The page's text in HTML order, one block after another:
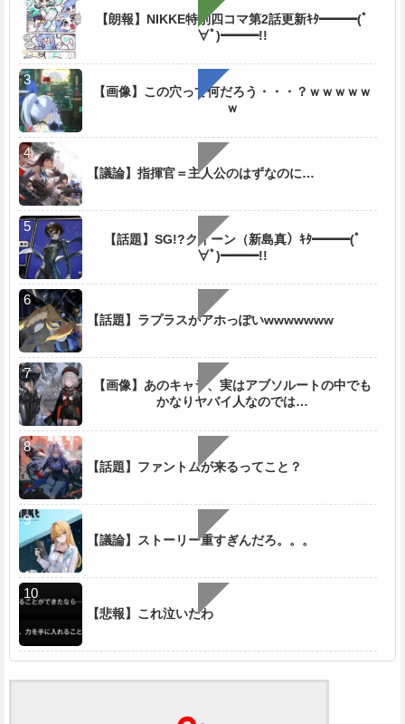
【朗報】NIKKE特別四コマ第2話更新ｷﾀ━━━(ﾟ
∀ﾟ)━━━!!
【画像】この穴って何だろう・・・？ｗｗｗｗｗ
ｗ
【議論】指揮官＝主人公のはずなのに…
【話題】SG!?クイーン（新島真）ｷﾀ━━━(ﾟ
∀ﾟ)━━━!!
【話題】ラプラスがアホっぽいwwwwwww
【画像】あのキャラ、実はアブソルートの中でも
かなりヤバイ人なのでは…
【話題】ファントムが来るってこと？
【議論】ストーリー重すぎんだろ。。。
【悲報】これ泣いたわ